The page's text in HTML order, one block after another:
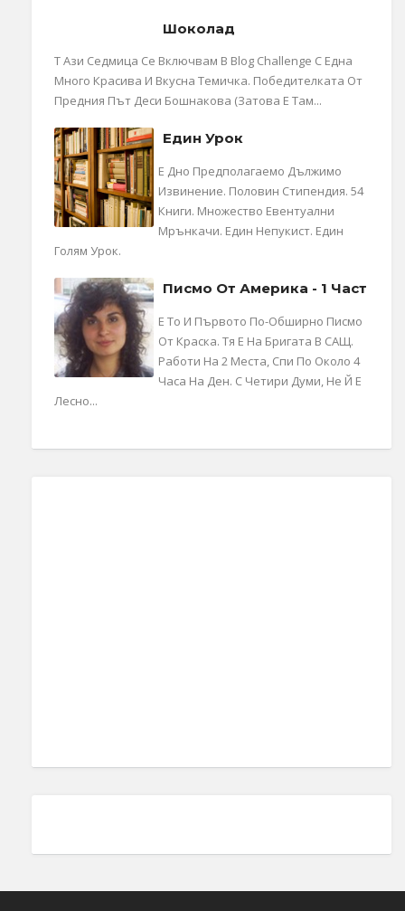
Шоколад
Т Ази Седмица Се Включвам В Blog Challenge С Една
Много Красива И Вкусна Темичка. Победителката От
Предния Път Деси Бошнакова (затова Е Там...
Един Урок
Е Дно Предполагаемо Дължимо
Извинение. Половин Стипендия. 54
Книги. Множество Евентуални
Мрънкачи. Един Непукист. Един
Голям Урок.
Писмо От Америка - 1 Част
Е То И Първото По-Обширно Писмо
От Краска. Тя Е На Бригата В САЩ.
Работи На 2 Места, Спи По Около 4
Часа На Ден. С Четири Думи, Не Й Е
Лесно...